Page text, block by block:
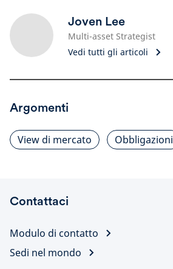
Joven Lee
Multi-asset Strategist
Vedi tutti gli articoli
Argomenti
View di mercato Obbligazioni
Contattaci
Modulo di contatto
Sedi nel mondo